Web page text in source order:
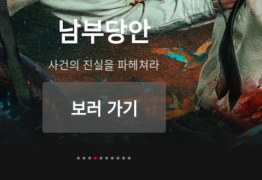
남부당안
사건의 진실을 파헤쳐라
보러 가기